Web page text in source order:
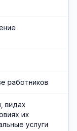
работников
видах
их
услуги